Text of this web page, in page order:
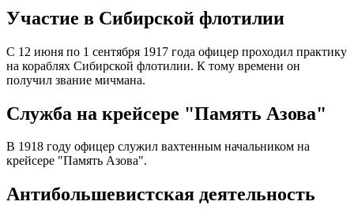
Участие в Сибирской флотилии
С 12 июня по 1 сентября 1917 года офицер проходил практику
на кораблях Сибирской флотилии. К тому времени он
получил звание мичмана.
Служба на крейсере "Память Азова"
В 1918 году офицер служил вахтенным начальником на
крейсере "Память Азова".
Антибольшевистская деятельность